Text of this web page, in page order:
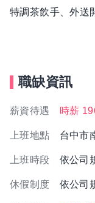
特調茶飲手、外送
職缺資訊
薪資待遇 時薪
上班地點 台中市
上班時段 依公司
休假制度 依公司